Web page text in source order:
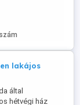
+ 2
lakájos
által
hétvégi ház